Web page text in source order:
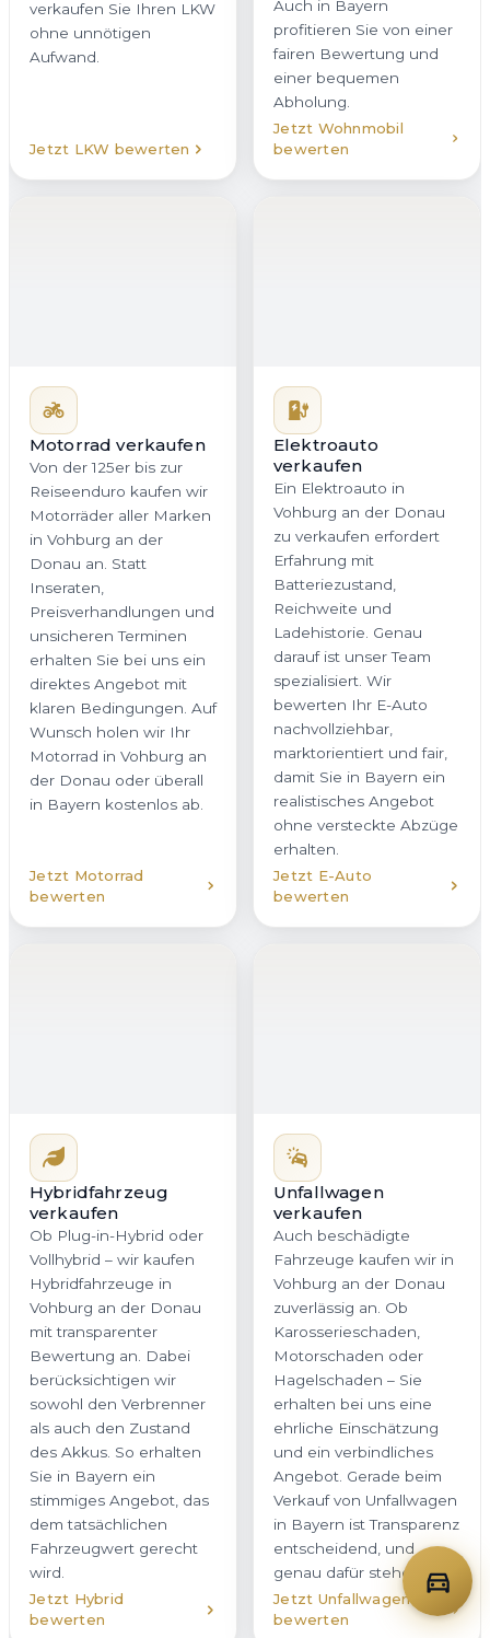
ohne unnötigen
Aufwand.
Jetzt LKW bewerten
Jetzt Wohnmobil
bewerten
Preisverhandlungen und
unsicheren Terminen
erhalten Sie bei uns ein
direktes Angebot mit
der Donau oder überall
bewerten
Batteriezustand,
Reichweite und
Ladehistorie. Genau
darauf ist unser Team
spezialisiert. Wir
bewerten Ihr E-Auto
nachvollziehbar,
marktorientiert und fair,
damit Sie in Bayern ein
realistisches Angebot
ohne versteckte Abzüge
erhalten.
Jetzt E-Auto
bewerten
verkaufen
Ob Plug-in-Hybrid oder
Sie in Bayern ein
stimmiges Angebot, das
dem tatsächlichen
Fahrzeugwert gerecht
wird.
Jetzt Hybrid
bewerten
Unfallwagen
verkaufen
und ein verbindliches
Angebot. Gerade beim
Verkauf von Unfallwagen
in Bayern ist Transparenz
entscheidend, und
genau dafür stehen wir.
Jetzt Unfallwagen
bewerten
Firmenwagen
verkaufen
Sie möchten einen
Firmenwagen oder eine
ganze Flotte in Vohburg
an der Donau
veräußern? Wir bieten
Gebrauchtwagen
verkaufen
Wir kaufen
Gebrauchtwagen in
Vohburg an der Donau
aller Klassen und
Marken an – vom